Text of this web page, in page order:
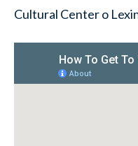
Cultural Center o